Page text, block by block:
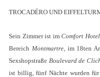
TROCADÉRO UND
Sein Zimmer ist imComfort
Bereich Montmartre, im 18ten
Sexshopstraße Boulevard de
ist billig, fünf Nächte wurden